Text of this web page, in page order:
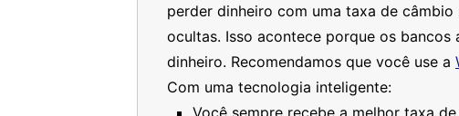
perder dinheiro com uma taxa de
ocultas. Isso acontece porque os
dinheiro. Recomendamos que você use a
Com uma tecnologia inteligente:
Você sempre recebe a melhor taxa